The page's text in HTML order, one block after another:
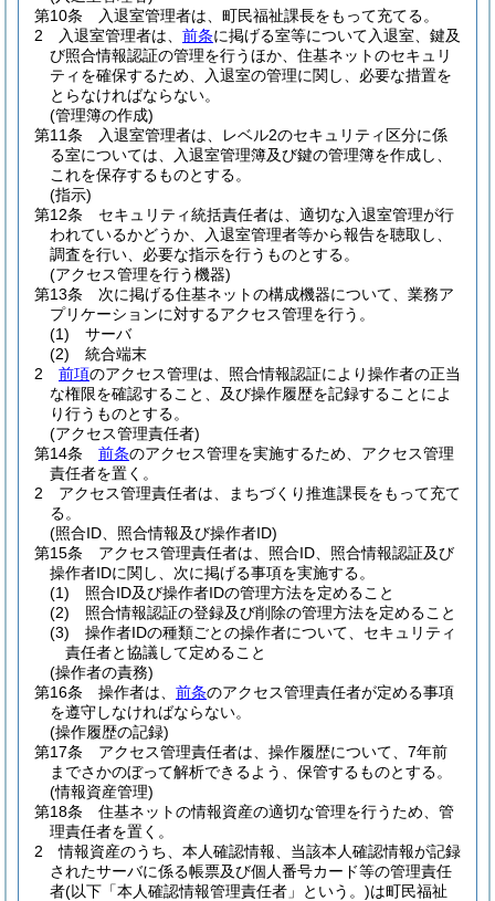
第10条
入退室管理者は、町民福祉課長をもって充てる。
2
入退室管理者は、 前条に掲げる室等について入退室、鍵及
び照合情報認証の管理を行うほか、住基ネットのセキュリ
ティを確保するため、入退室の管理に関し、必要な措置を
とらなければならない。
(管理簿の作成)
第11条
入退室管理者は、レベル2のセキュリティ区分に係
る室については、入退室管理簿及び鍵の管理簿を作成し、
これを保存するものとする。
(指示)
第12条
セキュリティ統括責任者は、適切な入退室管理が行
われているかどうか、入退室管理者等から報告を聴取し、
調査を行い、必要な指示を行うものとする。
(アクセス管理を行う機器)
第13条
次に掲げる住基ネットの構成機器について、業務ア
プリケーションに対するアクセス管理を行う。
(1)
サーバ
(2)
統合端末
2
前項のアクセス管理は、照合情報認証により操作者の正当
な権限を確認すること、及び操作履歴を記録することによ
り行うものとする。
(アクセス管理責任者)
第14条
前条のアクセス管理を実施するため、アクセス管理
責任者を置く。
2
アクセス管理責任者は、まちづくり推進課長をもって充て
る。
(照合ID、照合情報及び操作者ID)
第15条
アクセス管理責任者は、照合ID、照合情報認証及び
操作者IDに関し、次に掲げる事項を実施する。
(1)
照合ID及び操作者IDの管理方法を定めること
(2)
照合情報認証の登録及び削除の管理方法を定めること
(3)
操作者IDの種類ごとの操作者について、セキュリティ
責任者と協議して定めること
(操作者の責務)
第16条
操作者は、 前条のアクセス管理責任者が定める事項
を遵守しなければならない。
(操作履歴の記録)
第17条
アクセス管理責任者は、操作履歴について、7年前
までさかのぼって解析できるよう、保管するものとする。
(情報資産管理)
第18条
住基ネットの情報資産の適切な管理を行うため、管
理責任者を置く。
2
情報資産のうち、本人確認情報、当該本人確認情報が記録
されたサーバに係る帳票及び個人番号カード等の管理責任
者(以下「本人確認情報管理責任者」という。)は町民福祉